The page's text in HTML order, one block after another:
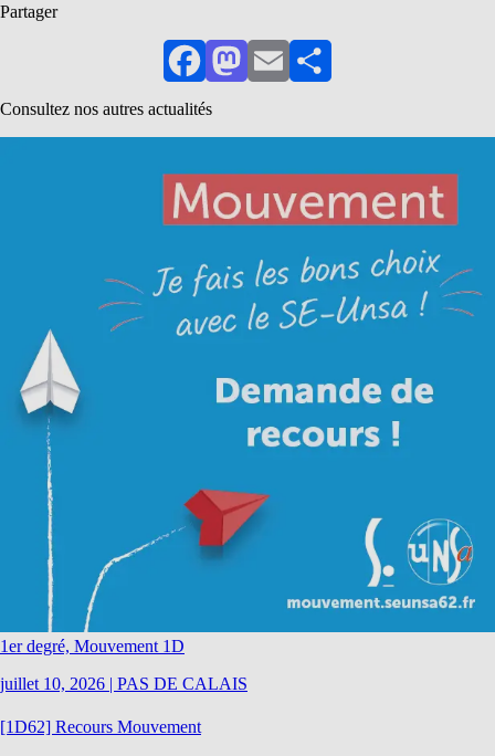
Partager
FacebookMastodon
EmailPartager
Consultez nos autres actualités
1er degré, Mouvement 1D
juillet 10, 2026 | PAS DE CALAIS
[1D62] Recours Mouvement